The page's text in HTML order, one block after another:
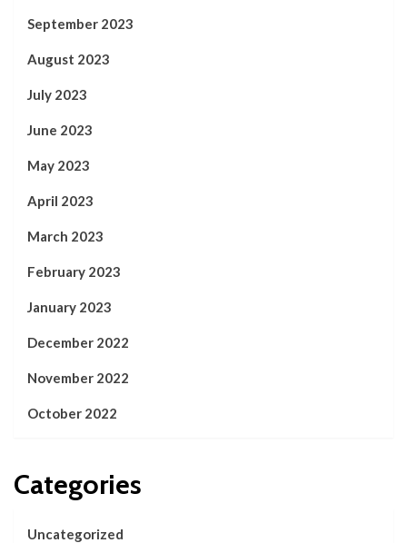
September 2023
August 2023
July 2023
June 2023
May 2023
April 2023
March 2023
February 2023
January 2023
December 2022
November 2022
October 2022
Categories
Uncategorized